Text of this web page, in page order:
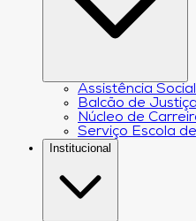
Assistência
Balcão de
Núcleo de
Serviço Escola
Institucional